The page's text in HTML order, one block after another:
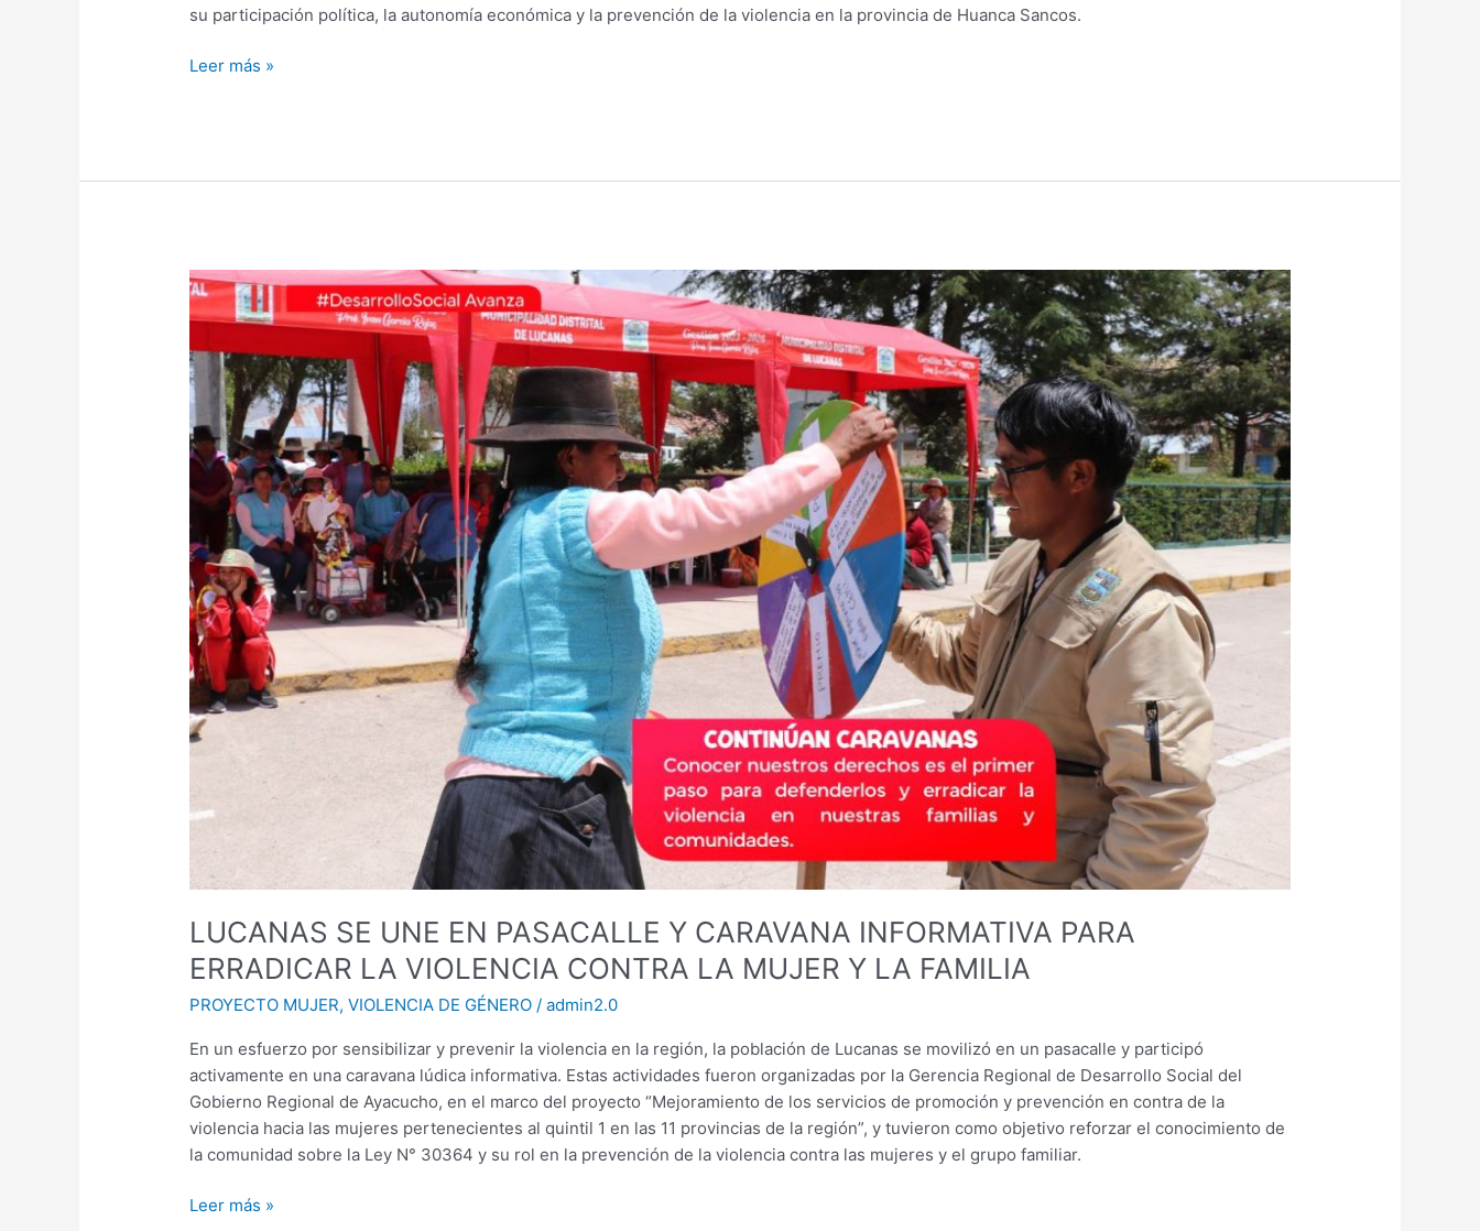
su participación política, la autonomía económica y la prevención de la violencia en la provincia de Huanca Sancos.
Leer más »
LUCANAS SE UNE EN PASACALLE Y CARAVANA INFORMATIVA PARA
ERRADICAR LA VIOLENCIA CONTRA LA MUJER Y LA FAMILIA
PROYECTO MUJER,VIOLENCIA DE GÉNERO /admin2.0
En un esfuerzo por sensibilizar y prevenir la violencia en la región, la población de Lucanas se movilizó en un pasacalle y participó
activamente en una caravana lúdica informativa. Estas actividades fueron organizadas por la Gerencia Regional de Desarrollo Social del
Gobierno Regional de Ayacucho, en el marco del proyecto “Mejoramiento de los servicios de promoción y prevención en contra de la
violencia hacia las mujeres pertenecientes al quintil 1 en las 11 provincias de la región”, y tuvieron como objetivo reforzar el conocimiento de
la comunidad sobre la Ley N° 30364 y su rol en la prevención de la violencia contra las mujeres y el grupo familiar.
LUCANAS
SE
EN
PASACALLE
CARAVANA
INFORMATIVA
PARA
ERRADICAR
LA
VIOLENCIA
CONTRA
LA
MUJER
Y
LA
FAMILIA
Leer más »